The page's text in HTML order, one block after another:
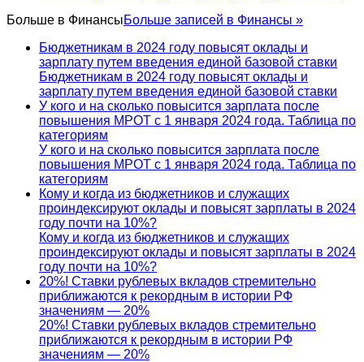
Больше в ФинансыБольше записей в Финансы »
Бюджетникам в 2024 году повысят оклады и
зарплату путем введения единой базовой ставки
Бюджетникам в 2024 году повысят оклады и
зарплату путем введения единой базовой ставки
У кого и на сколько повысится зарплата после
повышения МРОТ с 1 января 2024 года. Таблица по
категориям
У кого и на сколько повысится зарплата после
повышения МРОТ с 1 января 2024 года. Таблица по
категориям
Кому и когда из бюджетников и служащих
проиндексируют оклады и повысят зарплаты в 2024
году почти на 10%?
Кому и когда из бюджетников и служащих
проиндексируют оклады и повысят зарплаты в 2024
году почти на 10%?
20%! Ставки рублевых вкладов стремительно
приближаются к рекордным в истории РФ
значениям — 20%
20%! Ставки рублевых вкладов стремительно
приближаются к рекордным в истории РФ
значениям — 20%